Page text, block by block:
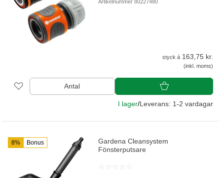
Artikelnummer 80227480
styck á 163,75 kr.
(inkl. moms)
Antal
I lager/Leverans: 1-2 vardagar
8% Bonus
Gardena Cleansystem
Fönsterputsare